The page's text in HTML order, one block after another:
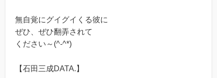
無自覚にグイグイくる彼に
ぜひ、ぜひ翻弄されて
ください～(^-^*)
【石田三成DATA.】